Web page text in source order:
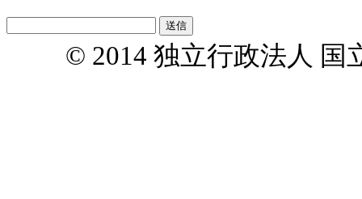
© 2014 独立行政法人 国